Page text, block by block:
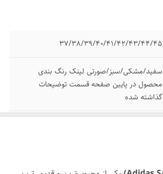
37/38/39/40/41/42/43/44/45
سفید/مشکی/سبز/صورتی لینک رنگ بندی
محصول در پایین صفحه قسمت توضیحات
گذاشته شده